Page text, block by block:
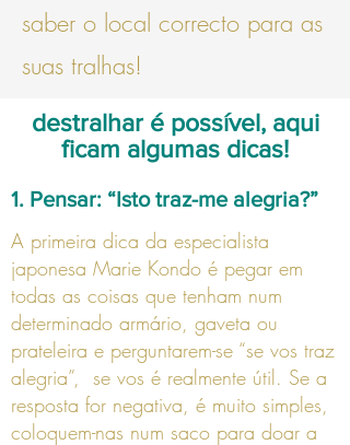
saber o local correcto para as
suas tralhas!
destralhar é possível, aqui
ficam algumas dicas!
1. Pensar: “Isto traz-me alegria?”
A primeira dica da especialista
japonesa Marie Kondo é pegar em
todas as coisas que tenham num
determinado armário, gaveta ou
prateleira e perguntarem-se “se vos traz
alegria”, se vos é realmente útil. Se a
resposta for negativa, é muito simples,
coloquem-nas num saco para doar a